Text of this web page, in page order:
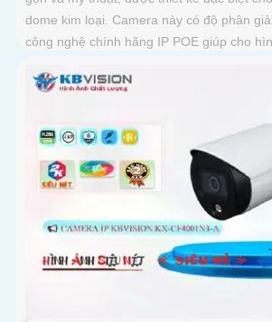
dome kim loại. Camera này có độ phân
công nghệ chính hãng IP POE giúp cho